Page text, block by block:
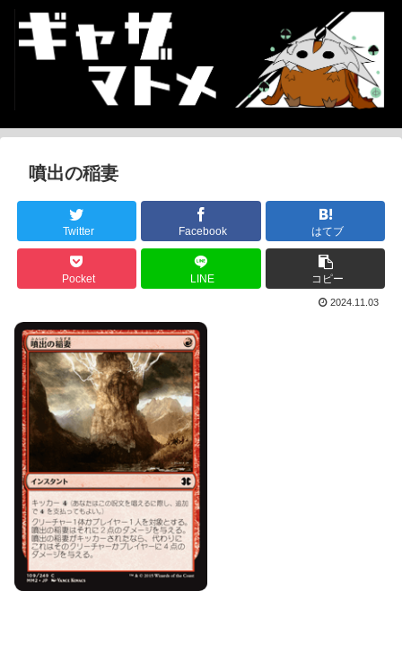
噴出の稲妻
Twitter Facebook はてブ
Pocket LINE コピー
2024.11.03